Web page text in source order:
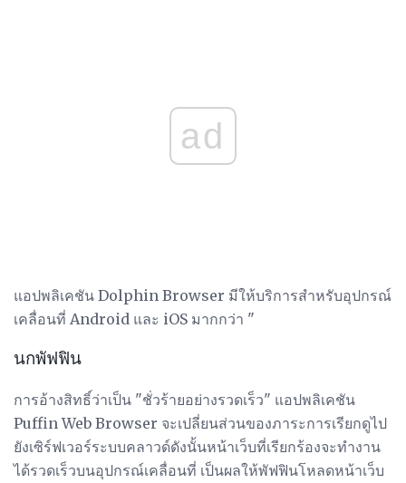
ad
แอปพลิเคชัน Dolphin Browser มีให้บริการสำหรับอุปกรณ์
เคลื่อนที่ Android และ iOS มากกว่า "
นกพัฟฟิน
การอ้างสิทธิ์ว่าเป็น "ชั่วร้ายอย่างรวดเร็ว" แอปพลิเคชัน
Puffin Web Browser จะเปลี่ยนส่วนของภาระการเรียกดูไป
ยังเซิร์ฟเวอร์ระบบคลาวด์ดังนั้นหน้าเว็บที่เรียกร้องจะทำงาน
ได้รวดเร็วบนอุปกรณ์เคลื่อนที่ เป็นผลให้พัฟฟินโหลดหน้าเว็บ